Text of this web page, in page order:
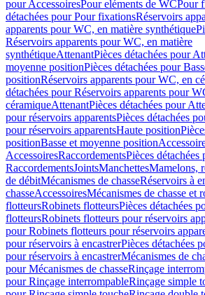
pour AccessoiresPour eléments de WCPour
détachées pour Pour fixationsRéservoirs
apparents pour WC, en matière synthétique
Réservoirs apparents pour WC, en matière
synthétiqueAttenantPièces détachées pour
moyenne positionPièces détachées pour
positionRéservoirs apparents pour WC, en
détachées pour Réservoirs apparents pour
céramiqueAttenantPièces détachées pour
pour réservoirs apparentsPièces détachées
pour réservoirs apparentsHaute position
positionBasse et moyenne position
AccessoiresRaccordementsPièces détachées
RaccordementsJointsManchettesMamelons,
de débitMécanismes de chasseRéservoirs à
chasseAccessoiresMécanismes de chasse et
flotteursRobinets flotteursPièces détachées
flotteursRobinets flotteurs pour réservoirs
pour Robinets flotteurs pour réservoirs
pour réservoirs à encastrerPièces détachées
pour réservoirs à encastrerMécanismes de
pour Mécanismes de chasseRinçage
pour Rinçage interrompableRinçage simple